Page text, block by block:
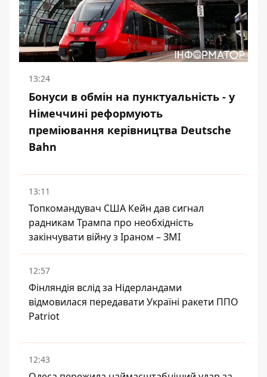
13:24
Бонуси в обмін на пунктуальність - у
Німеччині реформують
преміювання керівництва Deutsche
Bahn
13:11
Топкомандувач США Кейн дав сигнал
радникам Трампа про необхідність
закінчувати війну з Іраном – ЗМІ
12:57
Фінляндія вслід за Нідерландами
відмовилася передавати Україні ракети ППО
Patriot
12:43